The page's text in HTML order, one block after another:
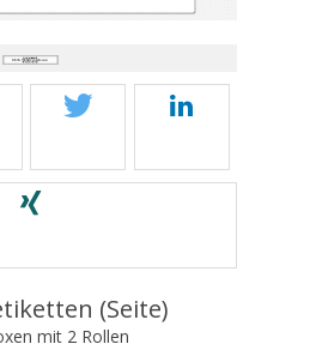
(Seite)
mit 2 Rollen